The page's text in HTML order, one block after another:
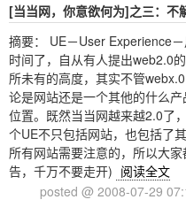
[当当网，你意欲何为]之三：不
摘要： UE－User Experience
时间了，自从有人提出web2.0
所未有的高度，其实不管
论是网站还是一个其他的什么
位置。既然当当网越来越2.0了
个UE不只包括网站，也包括了
所有网站需要注意的，所以大
告，千万不要走开) 阅读全文
posted @ 2008-07-29